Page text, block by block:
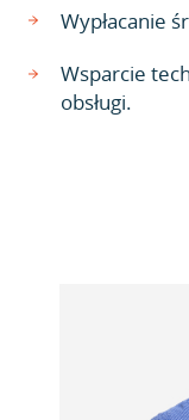
Wypłacanie
Wsparcie
obsługi.